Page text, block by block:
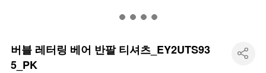
버블 레터링 베어 반팔 티셔츠_EY2UTS93
5_PK